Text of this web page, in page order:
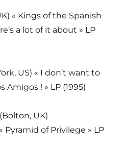
« Kings of the Spanish
a lot of it about » LP
US) « I don’t want to
Amigos ! » LP (1995)
(Bolton, UK)
Pyramid of Privilege » LP